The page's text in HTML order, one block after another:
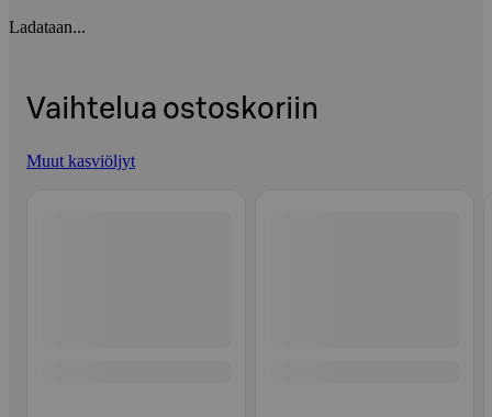
Ladataan...
Vaihtelua ostoskoriin
Muut kasviöljyt